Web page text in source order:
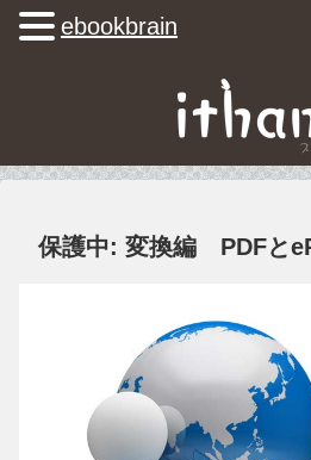
保護中: 変換編 PDFと
ebookbrain